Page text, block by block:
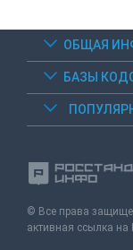
ОБЩАЯ
БАЗЫ
© Все права
активная ссылка на